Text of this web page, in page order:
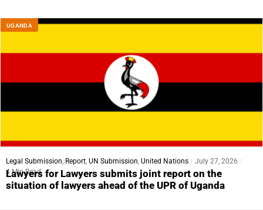
UGANDA
Legal Submission, Report, UN Submission, United Nations
July 27, 2026
4 Min Read
Lawyers for Lawyers submits joint report on the
situation of lawyers ahead of the UPR of Uganda